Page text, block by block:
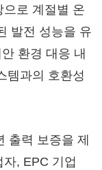
로 계절별 온
발전 성능을 유
환경 대응 내
템과의 호환성
출력 보증을 제
, EPC 기업